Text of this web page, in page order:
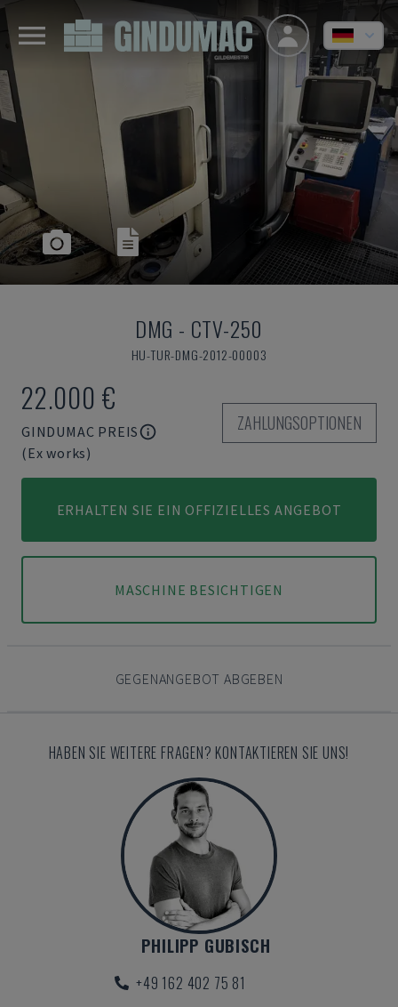
DMG - CTV-250
HU-TUR-DMG-2012-00003
22.000 €
GINDUMAC PREIS
(Ex works)
ZAHLUNGSOPTIONEN
ERHALTEN SIE EIN OFFIZIELLES ANGEBOT
MASCHINE BESICHTIGEN
GEGENANGEBOT ABGEBEN
HABEN SIE WEITERE FRAGEN? KONTAKTIEREN SIE UNS!
PHILIPP GUBISCH
+49 162 402 75 81